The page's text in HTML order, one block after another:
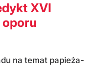
XVI
oporu
na temat papieża-